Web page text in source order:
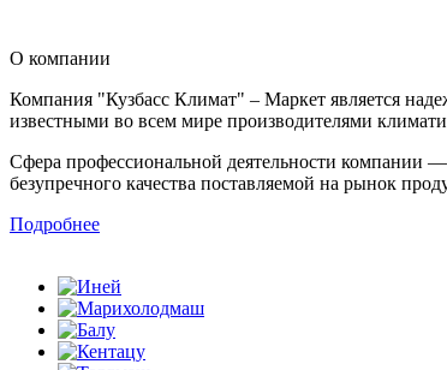
О компании
Компания "Кузбасс Климат" – Маркет является
известными во всем мире производителями
Сфера профессиональной деятельности компании
безупречного качества поставляемой на рынок
Подробнее